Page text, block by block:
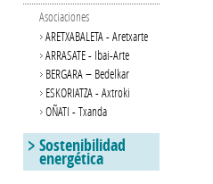
Asociaciones
ARETXABALETA - Aretxarte
ARRASATE - Ibai-Arte
BERGARA – Bedelkar
ESKORIATZA - Axtroki
OÑATI - Txanda
Sostenibilidad
energética